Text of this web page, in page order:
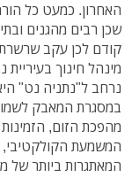
האחרון. כמעט כל
שכן רבים מהגנים
קודם לכן עקב
מינהל חינוך
נרחב ל"נתניה נט"
במסגרת המאבק
מהפכת הזום,
המשמעת
המאתגרות ביותר של